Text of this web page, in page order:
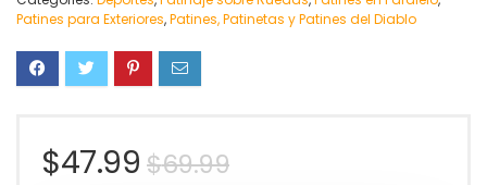
Patines para Exteriores,Patines, Patinetas y Patines del Diablo
$69.99
$47.99